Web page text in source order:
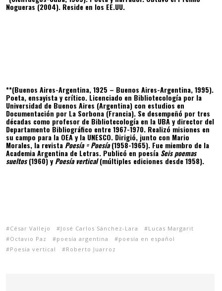
Nogueras (2004). Reside en los EE.UU.
**(Buenos Aires-Argentina, 1925 – Buenos Aires-Argentina, 1995).
Poeta, ensayista y crítico. Licenciado en Bibliotecología por la
Universidad de Buenos Aires (Argentina) con estudios en
Documentación por La Sorbona (Francia). Se desempeñó por tres
décadas como profesor de Bibliotecología en la UBA y director del
Departamento Bibliográfico entre 1967-1970. Realizó misiones en
su campo para la OEA y la UNESCO. Dirigió, junto con Mario
Morales, la revista Poesía = Poesía(1958-1965). Fue miembro de la
Academia Argentina de Letras. Publicó en poesía Seis poemas
sueltos(1960) y Poesía vertical(múltiples ediciones desde 1958).
César Vallejo José Carlos Sánchez-Lara
Lucas Margarit
Octavio Paz
poesía argentina
poesía en español
Poesía vertical
Roberto Juarroz